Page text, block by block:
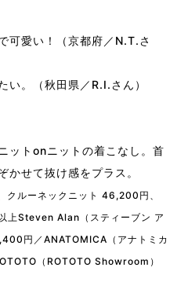
可愛い！（京都府／N.T.さ
い。（秋田県／R.I.さん）
ットonニットの着こなし。首
かせて抜け感をプラス。
クルーネックニット 46,200円、
上Steven Alan（スティーブン ア
円／ANATOMICA（アナトミカ
（ROTOTO Showroom）